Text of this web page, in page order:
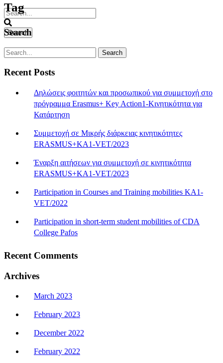
Tag
Search
Recent Posts
Δηλώσεις φοιτητών και προσωπικού για συμμετοχή στο
πρόγραμμα Erasmus+ Key Action1-Κινητικότητα για
Κατάρτηση
Συμμετοχή σε Μικρής διάρκειας κινητικότητες
ERASMUS+KA1-VET/2023
Έναρξη αιτήσεων για συμμετοχή σε κινητικότητα
ERASMUS+KA1-VET/2023
Participation in Courses and Training mobilities KA1-
VET/2022
Participation in short-term student mobilities of CDA
College Pafos
Recent Comments
Archives
March 2023
February 2023
December 2022
February 2022